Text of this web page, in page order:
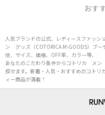
おす
人気ブランドの公式、レディースファッ
ン グッズ（COTORICA M-GOODS）ブー
他、サイズ、価格、OFF率、カラー等、
あなたのこだわり条件からコトリカ メン
探せます。新着・人気・おすすめのコト
ィー商品が満載！